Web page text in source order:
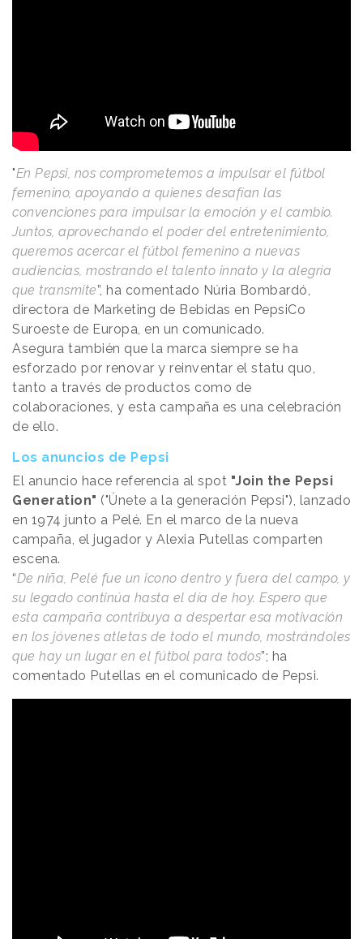
"En Pepsi, nos comprometemos a impulsar el fútbol
femenino, apoyando a quienes desafían las
convenciones para impulsar la emoción y el cambio.
Juntos, aprovechando el poder del entretenimiento,
queremos acercar el fútbol femenino a nuevas
audiencias, mostrando el talento innato y la alegría
que transmite”, ha comentado Núria Bombardó,
directora de Marketing de Bebidas en PepsiCo
Suroeste de Europa, en un comunicado.
Asegura también que la marca siempre se ha
esforzado por renovar y reinventar el statu quo,
tanto a través de productos como de
colaboraciones, y esta campaña es una celebración
de ello.
Los anuncios de Pepsi
El anuncio hace referencia al spot "Join the Pepsi
Generation" ("Únete a la generación Pepsi"), lanzado
en 1974 junto a Pelé. En el marco de la nueva
campaña, el jugador y Alexia Putellas comparten
escena.
“De niña, Pelé fue un icono dentro y fuera del campo, y
su legado continúa hasta el día de hoy. Espero que
esta campaña contribuya a despertar esa motivación
en los jóvenes atletas de todo el mundo, mostrándoles
que hay un lugar en el fútbol para todos”; ha
comentado Putellas en el comunicado de Pepsi.